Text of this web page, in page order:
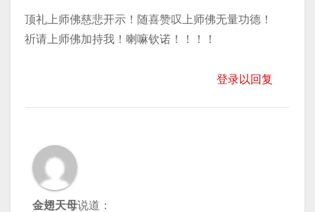
顶礼上师佛慈悲开示！随喜赞叹上师佛无量功德！
祈请上师佛加持我！喇嘛钦诺！！！！
登录以回复
金翅天母说道：